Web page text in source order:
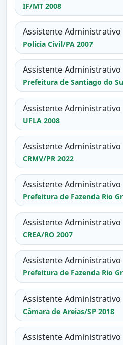
IF/MT 2008
Assistente Administrativo
Polícia Civil/PA 2007
Assistente Administrativo
Prefeitura de Santiago do
Assistente Administrativo
UFLA 2008
Assistente Administrativo
CRMV/PR 2022
Assistente Administrativo
Prefeitura de Fazenda Rio
Assistente Administrativo
CREA/RO 2007
Assistente Administrativo
Prefeitura de Fazenda Rio
Assistente Administrativo
Câmara de Areias/SP 2018
Assistente Administrativo